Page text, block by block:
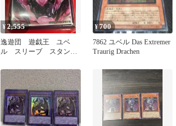
¥2,555
逸遊団 遊戯王 ユベ
ル スリーブ スタンダ
¥700
7862 ユベル Das Extremer
Traurig Drachen